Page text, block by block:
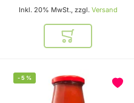
Inkl. 20% MwSt., zzgl. Versand
In den Warenkorb
-5 %